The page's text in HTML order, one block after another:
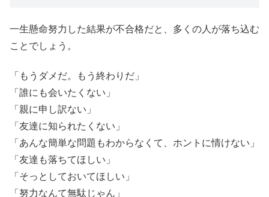
一生懸命努力した結果が不合格だと、多くの人が落ち込む
ことでしょう。
「もうダメだ。もう終わりだ」
「誰にも会いたくない」
「親に申し訳ない」
「友達に知られたくない」
「あんな簡単な問題もわからなくて、ホントに情けない」
「友達も落ちてほしい」
「そっとしておいてほしい」
「努力なんて無駄じゃん」